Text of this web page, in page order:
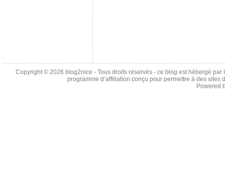
Copyright © 2026 blog2nice - Tous droits réservés - ce blog est hébergé
programme d’affiliation conçu pour permettre à des
Powered